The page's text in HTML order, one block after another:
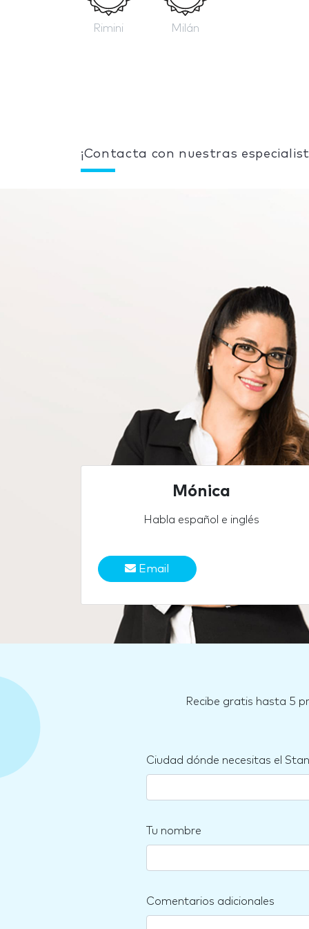
Rimini Milán
¡Contacta con nuestras
Mónica
Habla español e inglés
Email
Recibe gratis hasta 5
Ciudad dónde necesitas el
Tu nombre
Comentarios adicionales